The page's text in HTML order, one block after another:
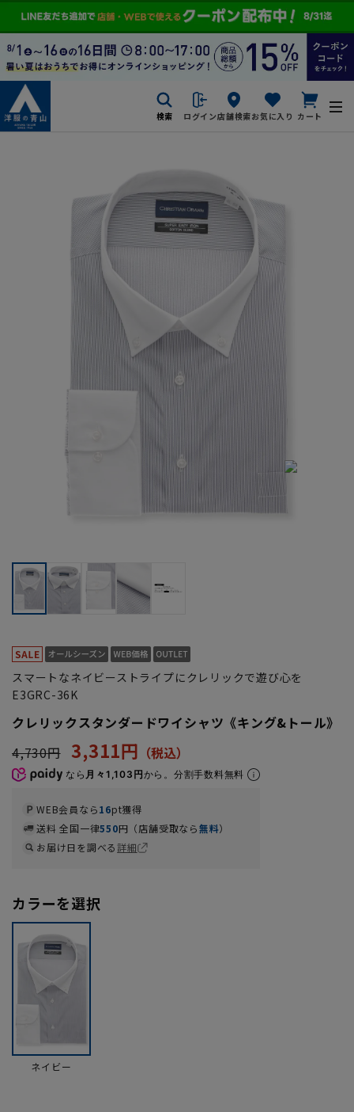
検索 ログイン店舗検索お気に入り カート
スマートなネイビーストライプにクレリックで遊び心を
E3GRC-36K
クレリックスタンダードワイシャツ《キング&トール》
4,730円 3,311円
なら 月々1,103円から。分割手数料無料
WEB会員なら16pt獲得
送料 全国一律550円（店舗受取なら無料）
お届け日を調べる詳細
カラーを選択
ネイビー